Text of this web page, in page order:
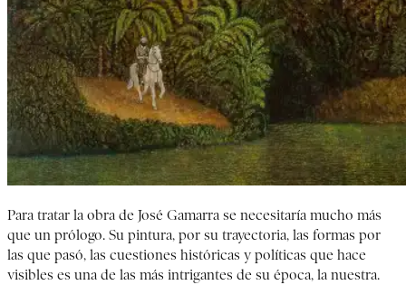
Para tratar la obra de José Gamarra se necesitaría mucho más
que un prólogo. Su pintura, por su trayectoria, las formas por
las que pasó, las cuestiones históricas y políticas que hace
visibles es una de las más intrigantes de su época, la nuestra.